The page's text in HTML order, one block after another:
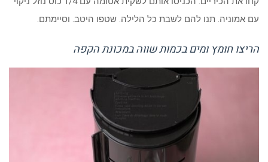
עם אמוניה. תנו להם לשבת כל הלילה. שטפו היטב. וסיימתם.
הריצו חומץ ומים בכמות שווה במכונת הקפה